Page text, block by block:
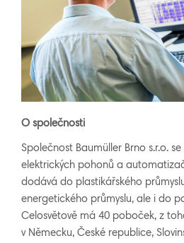
O společnosti
Společnost Baumüller Brno s.r.o.
elektrických pohonů a
dodává do plastikářského
energetického průmyslu, ale i do
Celosvětově má 40 poboček, z
v Německu, České republice,